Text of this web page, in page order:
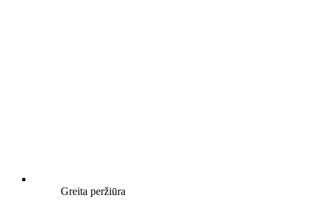
Greita peržiūra